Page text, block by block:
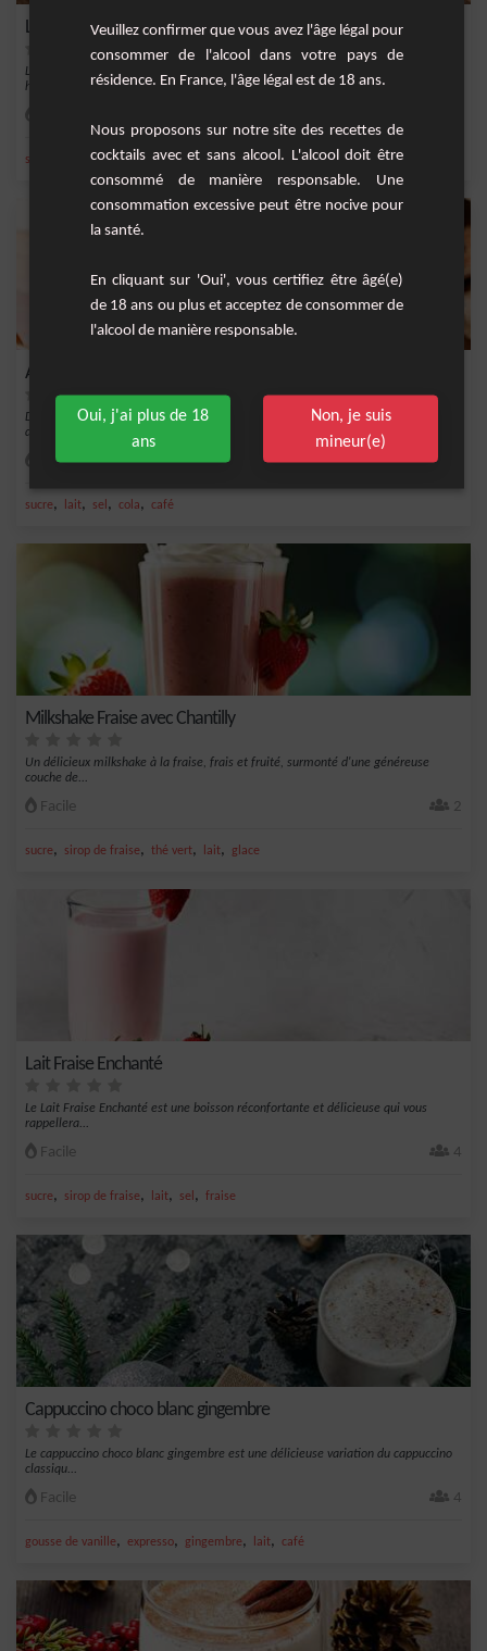
Lait chaud à la Vanille et Cannelle
Laissez-vous charmer par celait chaud où la douceur de la vanille fusionne
harmonieusem...
sucre ,cannelle, vanille ,eau
Authentique chocolat chaud
Découvrez la douceur irrésistible d'un chocolat chaud authentique, réalisé à partir
de...
Facile
sucre, lait, sel , cola, café
Milkshake Fraise avec Chantilly
Un délicieux milkshake à la fraise, frais et fruité, surmonté d'une généreuse
couche de...
Facile 2
sucre, sirop de fraise, thé vert, lait, glace
Lait Fraise Enchanté
Le Lait Fraise Enchanté est une boisson réconfortante et délicieuse qui vous
rappellera...
Facile 4
sucre, sirop de fraise, lait, sel , fraise
Cappuccino choco blanc gingembre
Le cappuccino choco blanc gingembre est une délicieuse variation du cappuccino
classiqu...
Facile 4
gousse de vanille, expresso, gingembre, lait, café
Veuillez confirmer que vous avez l'âge légal pour
consommer de l'alcool dans votre pays de
résidence. En France, l'âge légal est de 18 ans.
Nous proposons sur notre site des recettes de
cocktails avec et sans alcool. L'alcool doit être
consommé de manière responsable. Une
consommation excessive peut être nocive pour
la santé.
En cliquant sur 'Oui', vous certifiez être âgé(e)
de 18 ans ou plus et acceptez de consommer de
l'alcool de manière responsable.
Oui, j'ai plus de 18
ans
Non, je suis
mineur(e)